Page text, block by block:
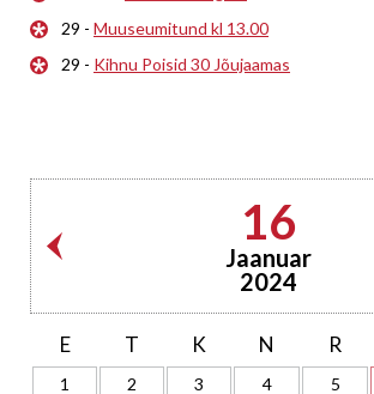
29 - Muuseumitund kl 13.00
29 - Kihnu Poisid 30 Jõujaamas
16
Jaanuar
2024
E T K N R
1 2 3 4 5